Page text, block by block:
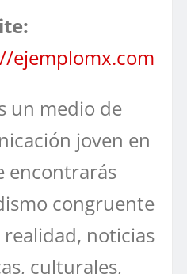
ejemplomx.com
un medio de
joven en
encontrarás
congruente
realidad, noticias
culturales,